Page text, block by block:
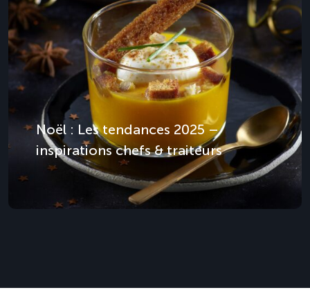
Noël : Les tendances 2025 –
inspirations chefs & traiteurs